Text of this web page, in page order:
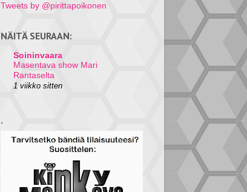
Tweets by @pirittapoikonen
NÄITÄ SEURAAN:
Soininvaara
Masentava show Mari
Rantaselta
1 viikko sitten
.